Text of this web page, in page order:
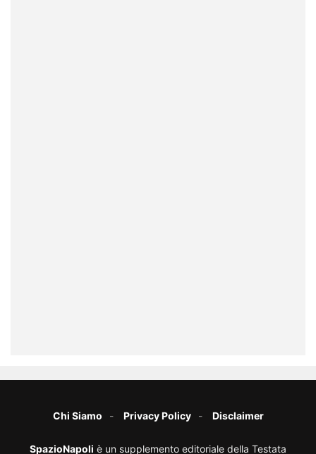
Chi Siamo Privacy Policy Disclaimer
SpazioNapoli è un supplemento editoriale della Testata